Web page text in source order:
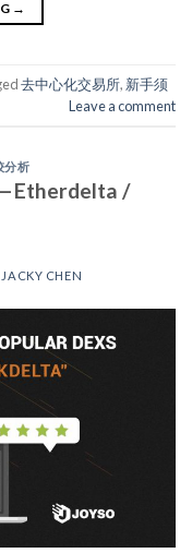
→
去中心化交易所, 新手须
Leave a comment
分析
Etherdelta /
JACKY CHEN